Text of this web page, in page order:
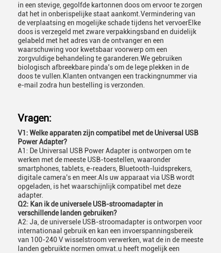
in een stevige, gegolfde kartonnen doos om ervoor te zorgen
dat het in onberispelijke staat aankomt.Vermindering van
de verplaatsing en mogelijke schade tijdens het vervoerElke
doos is verzegeld met zware verpakkingsband en duidelijk
gelabeld met het adres van de ontvanger en een
waarschuwing voor kwetsbaar voorwerp om een
zorgvuldige behandeling te garanderen.We gebruiken
biologisch afbreekbare pinda's om de lege plekken in de
doos te vullen.Klanten ontvangen een trackingnummer via
e-mail zodra hun bestelling is verzonden.
Vragen:
V1: Welke apparaten zijn compatibel met de Universal USB
Power Adapter?
A1: De Universal USB Power Adapter is ontworpen om te
werken met de meeste USB-toestellen, waaronder
smartphones, tablets, e-readers, Bluetooth-luidsprekers,
digitale camera's en meer.Als uw apparaat via USB wordt
opgeladen, is het waarschijnlijk compatibel met deze
adapter.
Q2: Kan ik de universele USB-stroomadapter in
verschillende landen gebruiken?
A2: Ja, de universele USB-stroomadapter is ontworpen voor
internationaal gebruik en kan een invoerspanningsbereik
van 100-240 V wisselstroom verwerken, wat de in de meeste
landen gebruikte normen omvat.u heeft mogelijk een